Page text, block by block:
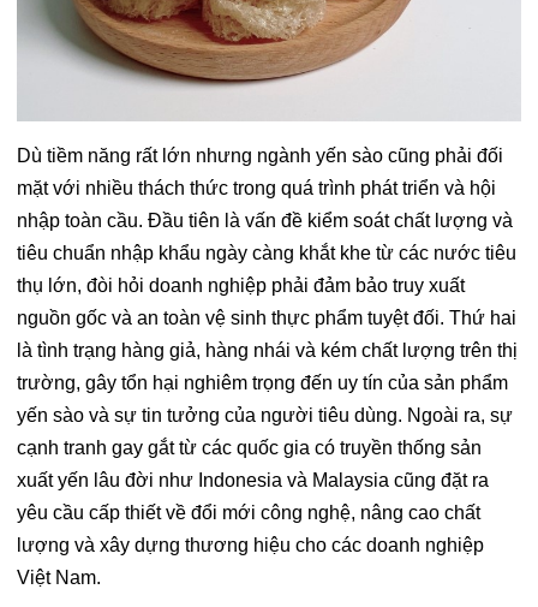
Dù tiềm năng rất lớn nhưng ngành yến sào cũng phải đối
mặt với nhiều thách thức trong quá trình phát triển và hội
nhập toàn cầu. Đầu tiên là vấn đề kiểm soát chất lượng và
tiêu chuẩn nhập khẩu ngày càng khắt khe từ các nước tiêu
thụ lớn, đòi hỏi doanh nghiệp phải đảm bảo truy xuất
nguồn gốc và an toàn vệ sinh thực phẩm tuyệt đối. Thứ hai
là tình trạng hàng giả, hàng nhái và kém chất lượng trên thị
trường, gây tổn hại nghiêm trọng đến uy tín của sản phẩm
yến sào và sự tin tưởng của người tiêu dùng. Ngoài ra, sự
cạnh tranh gay gắt từ các quốc gia có truyền thống sản
xuất yến lâu đời như Indonesia và Malaysia cũng đặt ra
yêu cầu cấp thiết về đổi mới công nghệ, nâng cao chất
lượng và xây dựng thương hiệu cho các doanh nghiệp
Việt Nam.